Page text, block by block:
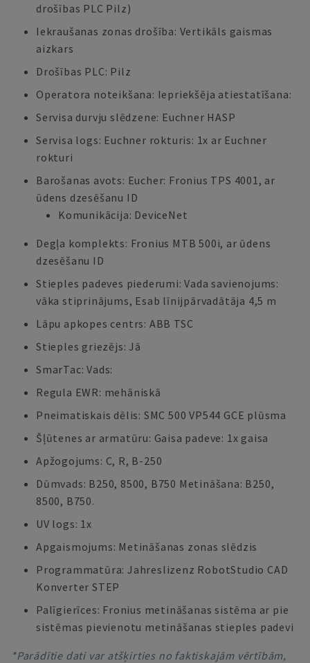
drošības PLC Pilz)
Iekraušanas zonas drošība: Vertikāls gaismas
aizkars
Drošības PLC: Pilz
Operatora noteikšana: Iepriekšēja atiestatīšana:
Servisa durvju slēdzene: Euchner HASP
Servisa logs: Euchner rokturis: 1x ar Euchner
rokturi
Barošanas avots: Eucher: Fronius TPS 4001, ar
ūdens dzesēšanu ID
Komunikācija: DeviceNet
Degļa komplekts: Fronius MTB 500i, ar ūdens
dzesēšanu ID
Stieples padeves piederumi: Vada savienojums:
vāka stiprinājums, Esab līnijpārvadātāja 4,5 m
Lāpu apkopes centrs: ABB TSC
Stieples griezējs: Jā
SmarTac: Vads:
Regula EWR: mehāniskā
Pneimatiskais dēlis: SMC 500 VP544 GCE plūsma
Šļūtenes ar armatūru: Gaisa padeve: 1x gaisa
Apžogojums: C, R, B-250
Dūmvads: B250, 8500, B750 Metināšana: B250,
8500, B750.
UV logs: 1x
Apgaismojums: Metināšanas zonas slēdzis
Programmatūra: Jahreslizenz RobotStudio CAD
Konverter STEP
Palīgierīces: Fronius metināšanas sistēma ar pie
sistēmas pievienotu metināšanas stieples padevi
*Parādītie dati var atšķirties no faktiskajām vērtībām,